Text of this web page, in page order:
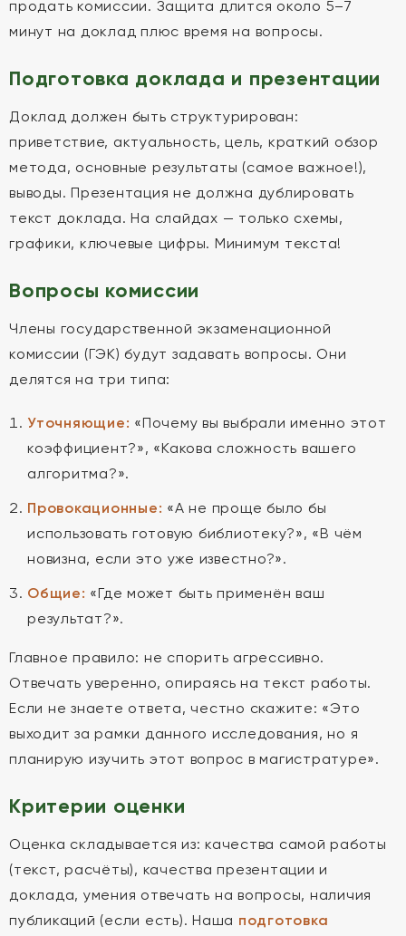
продать комиссии. Защита длится около 5–7
минут на доклад плюс время на вопросы.
Подготовка доклада и презентации
Доклад должен быть структурирован:
приветствие, актуальность, цель, краткий обзор
метода, основные результаты (самое важное!),
выводы. Презентация не должна дублировать
текст доклада. На слайдах — только схемы,
графики, ключевые цифры. Минимум текста!
Вопросы комиссии
Члены государственной экзаменационной
комиссии (ГЭК) будут задавать вопросы. Они
делятся на три типа:
Уточняющие: «Почему вы выбрали именно этот
коэффициент?», «Какова сложность вашего
алгоритма?».
Провокационные: «А не проще было бы
использовать готовую библиотеку?», «В чём
новизна, если это уже известно?».
Общие: «Где может быть применён ваш
результат?».
Главное правило: не спорить агрессивно.
Отвечать уверенно, опираясь на текст работы.
Если не знаете ответа, честно скажите: «Это
выходит за рамки данного исследования, но я
планирую изучить этот вопрос в магистратуре».
Критерии оценки
Оценка складывается из: качества самой работы
(текст, расчёты), качества презентации и
доклада, умения отвечать на вопросы, наличия
публикаций (если есть). Наша подготовка